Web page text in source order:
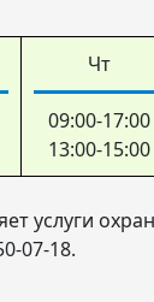
Чт
09:00-17:00
13:00-15:00
услуги
07-18.